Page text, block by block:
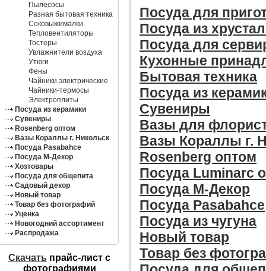
Пылесосы
Разная бытовая техника
Соковыжималки
Тепловентиляторы
Тостеры
Увлажнители воздуха
Утюги
Фены
Чайники электрические
Чайники-термосы
Электроплиты
Посуда из керамики
Сувениры
Rosenberg оптом
Вазы Кораллы г. Никольск
Посуда Pasabahce
Посуда М-Декор
Хозтовары
Посуда для общепита
Садовый декор
Новый товар
Товар без фотографий
Уценка
Новогодний ассортимент
Распродажа
Скачать прайс-лист c
фотографиями
Посуда для
Посуда из
Посуда для
Кухонные
Бытовая техника
Посуда из
Сувениры
Вазы для
Вазы Кораллы г.
Rosenberg оптом
Посуда Luminarc
Посуда М-Декор
Посуда Pasabahce
Посуда из чугуна
Новый товар
Товар без